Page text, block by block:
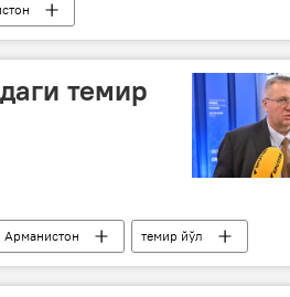
темир
Арманистон темир йўл